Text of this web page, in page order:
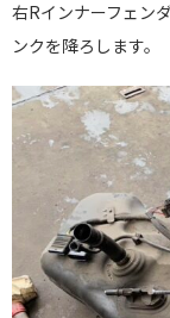
右Rインナーフェン
ンクを降ろします。